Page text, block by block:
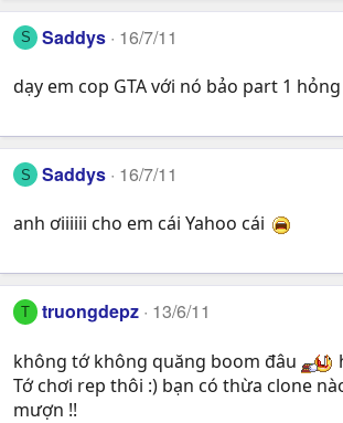
S Saddys 16/7/11
dạy em cop GTA với nó bảo part 1 hỏng
S Saddys 16/7/11
anh ơiiiiii cho em cái Yahoo cái
T truongdepz 13/6/11
không tớ không quăng boom đâu
Tớ chơi rep thôi :) bạn có thừa clone
mượn !!